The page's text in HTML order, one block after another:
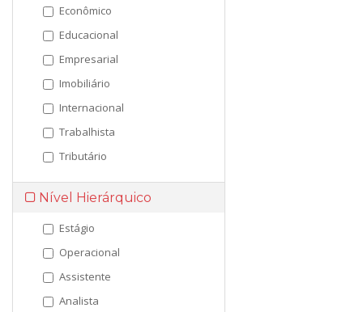
Econômico
Educacional
Empresarial
Imobiliário
Internacional
Trabalhista
Tributário
Nível Hierárquico
Estágio
Operacional
Assistente
Analista